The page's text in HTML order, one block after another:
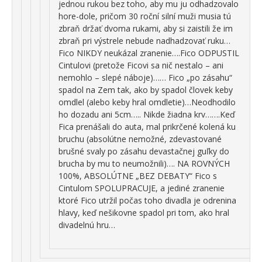
jednou rukou bez toho, aby mu ju odhadzovalo
hore-dole, pričom 30 roční silní muži musia tú
zbraň držať dvoma rukami, aby si zaistili že im
zbraň pri výstrele nebude nadhadzovať ruku…
Fico NIKDY neukázal zranenie….Fico ODPUSTIL
Cintulovi (pretože Ficovi sa nič nestalo – ani
nemohlo – slepé náboje)…… Fico „po zásahu“
spadol na Zem tak, ako by spadol človek keby
omdlel (alebo keby hral omdletie)…Neodhodilo
ho dozadu ani 5cm….. Nikde žiadna krv…….Keď
Fica prenášali do auta, mal prikrčené kolená ku
bruchu (absolútne nemožné, zdevastované
brušné svaly po zásahu devastačnej guľky do
brucha by mu to neumožnili)…. NA ROVNÝCH
100%, ABSOLÚTNE „BEZ DEBATY“ Fico s
Cintulom SPOLUPRACUJE, a jediné zranenie
ktoré Fico utržil počas toho divadla je odrenina
hlavy, keď nešikovne spadol pri tom, ako hral
divadelnú hru…